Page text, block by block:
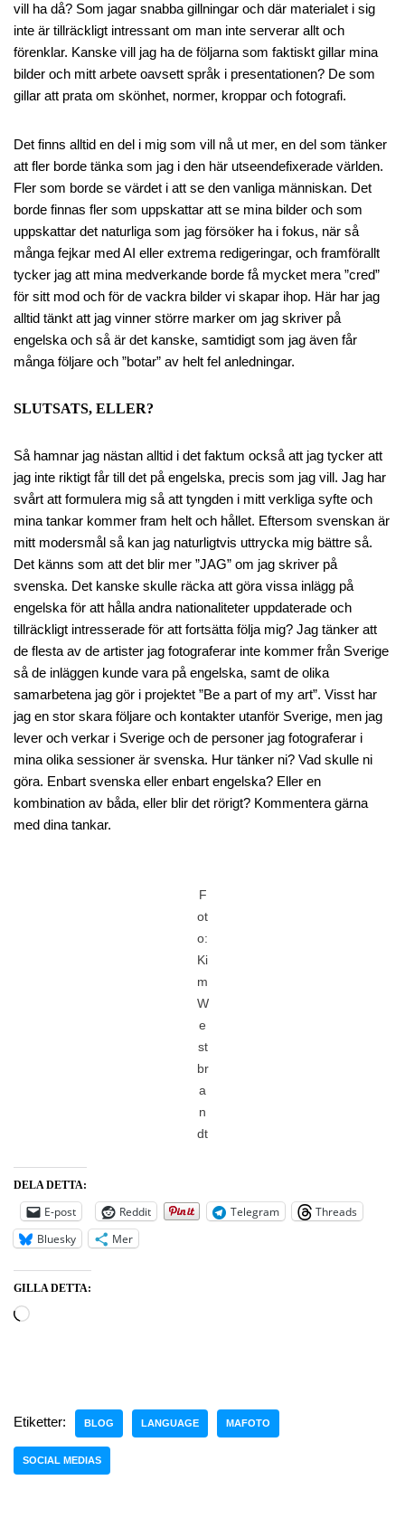
vill ha då? Som jagar snabba gillningar och där materialet i sig
inte är tillräckligt intressant om man inte serverar allt och
förenklar. Kanske vill jag ha de följarna som faktiskt gillar mina
bilder och mitt arbete oavsett språk i presentationen? De som
gillar att prata om skönhet, normer, kroppar och fotografi.
Det finns alltid en del i mig som vill nå ut mer, en del som tänker
att fler borde tänka som jag i den här utseendefixerade världen.
Fler som borde se värdet i att se den vanliga människan. Det
borde finnas fler som uppskattar att se mina bilder och som
uppskattar det naturliga som jag försöker ha i fokus, när så
många fejkar med AI eller extrema redigeringar, och framförallt
tycker jag att mina medverkande borde få mycket mera ”cred”
för sitt mod och för de vackra bilder vi skapar ihop. Här har jag
alltid tänkt att jag vinner större marker om jag skriver på
engelska och så är det kanske, samtidigt som jag även får
många följare och ”botar” av helt fel anledningar.
SLUTSATS, ELLER?
Så hamnar jag nästan alltid i det faktum också att jag tycker att
jag inte riktigt får till det på engelska, precis som jag vill. Jag har
svårt att formulera mig så att tyngden i mitt verkliga syfte och
mina tankar kommer fram helt och hållet. Eftersom svenskan är
mitt modersmål så kan jag naturligtvis uttrycka mig bättre så.
Det känns som att det blir mer ”JAG” om jag skriver på
svenska. Det kanske skulle räcka att göra vissa inlägg på
engelska för att hålla andra nationaliteter uppdaterade och
tillräckligt intresserade för att fortsätta följa mig? Jag tänker att
de flesta av de artister jag fotograferar inte kommer från Sverige
så de inläggen kunde vara på engelska, samt de olika
samarbetena jag gör i projektet ”Be a part of my art”. Visst har
jag en stor skara följare och kontakter utanför Sverige, men jag
lever och verkar i Sverige och de personer jag fotograferar i
mina olika sessioner är svenska. Hur tänker ni? Vad skulle ni
göra. Enbart svenska eller enbart engelska? Eller en
kombination av båda, eller blir det rörigt? Kommentera gärna
med dina tankar.
F
ot
o:
Ki
m
W
e
st
br
a
n
dt
DELA DETTA:
E-post Reddit Telegram
Threads
Bluesky
Mer
GILLA DETTA:
Etiketter: BLOG LANGUAGE MAFOTO
SOCIAL MEDIAS